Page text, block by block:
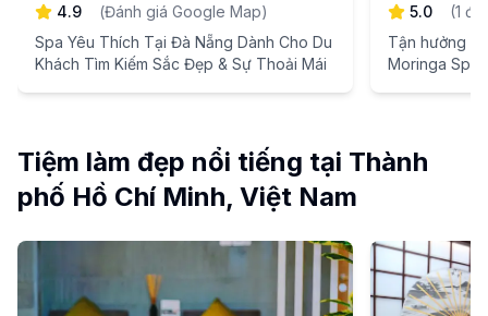
4.9 (Đánh giá Google Map)
Spa Yêu Thích Tại Đà Nẵng Dành Cho Du
Khách Tìm Kiếm Sắc Đẹp & Sự Thoải Mái
5.0 (1
Tận hưởng
Moringa Spa
Tiệm làm đẹp nổi tiếng tại Thành
phố Hồ Chí Minh, Việt Nam